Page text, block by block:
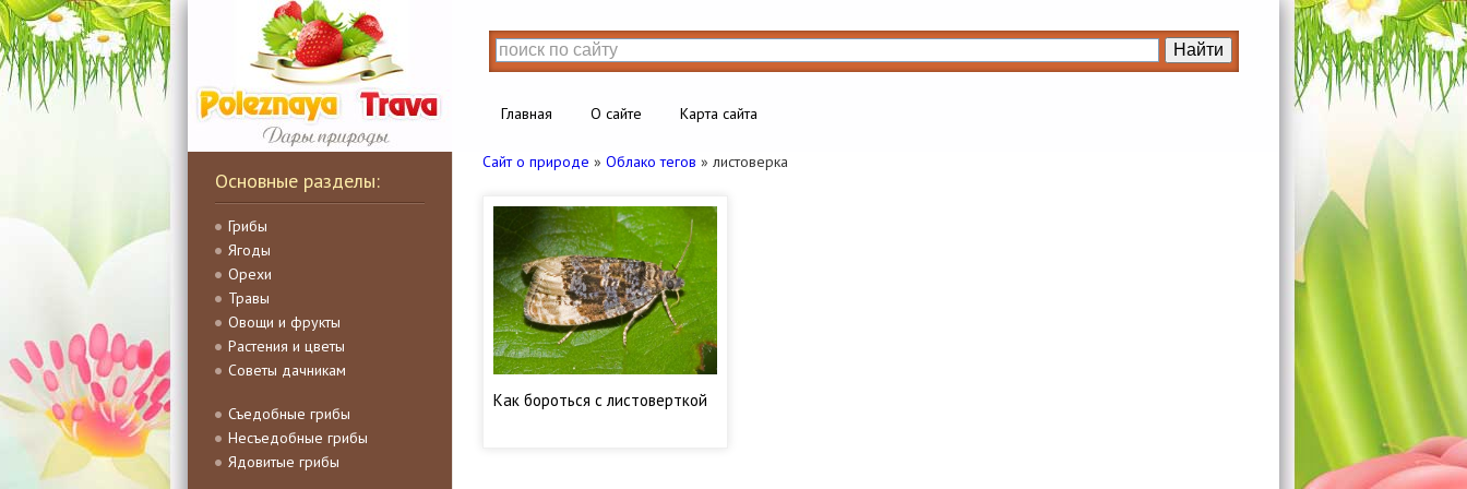
Главная О сайте Карта сайта
Основные разделы:
Грибы
Ягоды
Орехи
Травы
Овощи и фрукты
Растения и цветы
Советы дачникам
Съедобные грибы
Несъедобные грибы
Ядовитые грибы
Сайт о природе » Облако тегов » листоверка
Как бороться с листоверткой